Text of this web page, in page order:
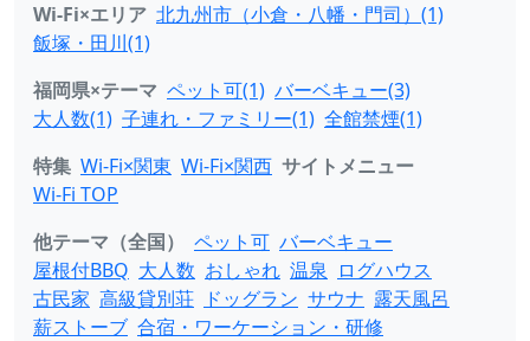
Wi-Fi×エリア 北九州市（小倉・八幡・門司）(1)
飯塚・田川(1)
福岡県×テーマ ペット可(1) バーベキュー(3)
大人数(1) 子連れ・ファミリー(1) 全館禁煙(1)
特集 Wi-Fi×関東 Wi-Fi×関西 サイトメニュー
Wi-Fi TOP
他テーマ（全国）
ペット可 バーベキュー
屋根付BBQ 大人数 おしゃれ 温泉 ログハウス
古民家 高級貸別荘 ドッグラン サウナ 露天風呂
薪ストーブ 合宿・ワーケーション・研修